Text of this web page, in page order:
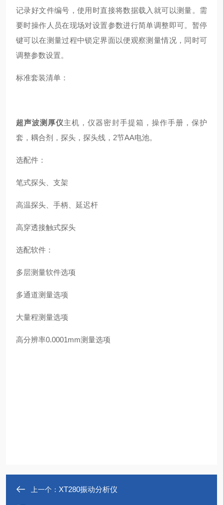
记录好文件编号，使用时直接将数据载入就可以测量。需
要时操作人员在现场对设置参数进行简单调整即可。暂停
键可以在测量过程中锁定界面以便观察测量情况，同时可
调整参数设置。
标准套装清单：
超声波测厚仪主机，仪器密封手提箱，操作手册，保护
套，耦合剂，探头，探头线，2节AA电池。
选配件：
笔式探头、支架
高温探头、手柄、延迟杆
高穿透接触式探头
选配软件：
多层测量软件选项
多通道测量选项
大量程测量选项
高分辨率0.0001mm测量选项
上一个： XT280振动分析仪